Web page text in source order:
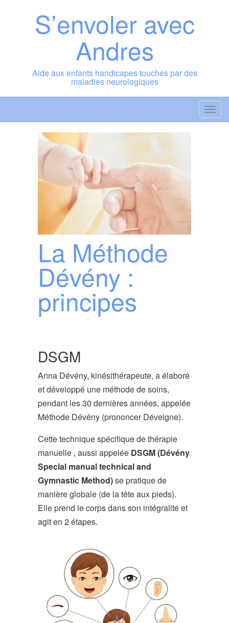
S’envoler avec
Andres
Aide aux enfants handicapes touches par des
maladies neurologiques
T
o
La Méthode
Dévény :
principes
DSGM
Anna Dévény, kinésithérapeute, a élaboré
et développé une méthode de soins,
pendant les 30 dernières années, appelée
Méthode Dévény (prononcer Déveigne).
Cette technique spécifique de thérapie
manuelle , aussi appelée DSGM (Dévény
Special manual technical and
Gymnastic Method)se pratique de
manière globale (de la tête aux pieds).
Elle prend le corps dans son intégralité et
agit en 2 étapes.